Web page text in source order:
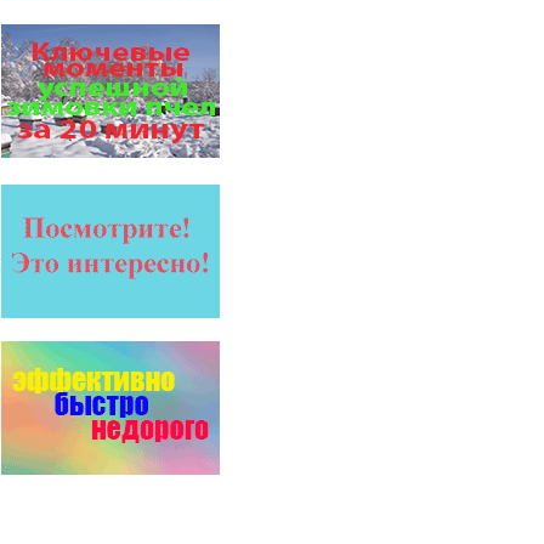
звено в системе
комплексного оздоровления
от болезней пчел и
повышения рентабельности
пасеки.
Апидез, Варроадез, Амипол-Т,
Апирой, Апистоп, Бипин-Т,
Полисан и Гармония…
Препараты для лечения пчел
обеспечивают самые
высокие показатели
сохранности пчел и
рентабельность пасеки.
На рынке, где есть Варроадез
очень сложно приходится
конкурентным препаратам
- они просто не
выдерживают конкуренцию
ни по цене,…
Язык танцев и звуков
Пчелы общаются с